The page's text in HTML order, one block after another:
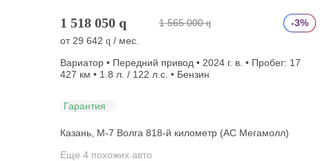
1 518 050 q 1 565 000 q
-3%
от 29 642 q / мес.
Вариатор • Передний привод • 2024 г. в. • Пробег: 17
427 км • 1.8 л. / 122 л.с. • Бензин
Гарантия
Казань, М-7 Волга 818-й километр (АС Мегамолл)
Еще 4 похожих авто